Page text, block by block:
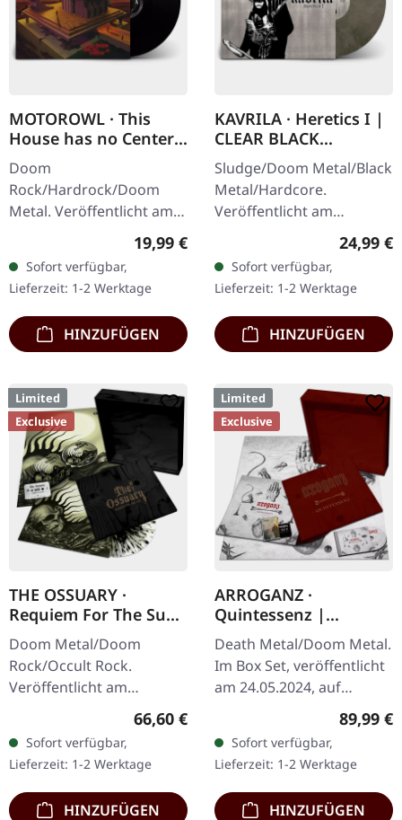
MOTOROWL · This
House has no Center |
BLACK LP
Doom
Rock/Hardrock/Doom
Metal. Veröffentlicht am
16.02.2024, auf Supreme
Schwarzes Vinyl im
schweren Cover mit Lyrics
Insert. · 140g…
Regulärer Preis:
19,99 €
Sofort verfügbar,
Lieferzeit: 1-2 Werktage
HINZUFÜGEN
KAVRILA · Heretics I |
CLEAR BLACK
MARBLED LP
Sludge/Doom Metal/Black
Metal/Hardcore.
Veröffentlicht am
30.05.2025, auf Supreme
Clear/Schwarz
marmoriertes Vinyl mit
schwarzen und…
24,99 €
Sofort verfügbar,
Lieferzeit: 1-2 Werktage
HINZUFÜGEN
Limited
Exclusive
THE OSSUARY ·
Requiem For The Sun
| WOODEN LP+MC+CD
BOX
Doom Metal/Doom
Rock/Occult Rock.
Veröffentlicht am
23.05.2025, auf Supreme
Chaos Records. Ultra
schwere, handgearbeitete
Holzbox mit graviertem
Logo…
Regulärer Preis:
66,60 €
Sofort verfügbar,
Lieferzeit: 1-2 Werktage
HINZUFÜGEN
Limited
Exclusive
ARROGANZ ·
Quintessenz |
WOODEN BOX SET
Death Metal/Doom Metal.
Im Box Set, veröffentlicht
am 24.05.2024, auf
Supreme Chaos Records.
handgearbeitete Holzbox
mit graviertem…
89,99 €
Sofort verfügbar,
Lieferzeit: 1-2 Werktage
HINZUFÜGEN